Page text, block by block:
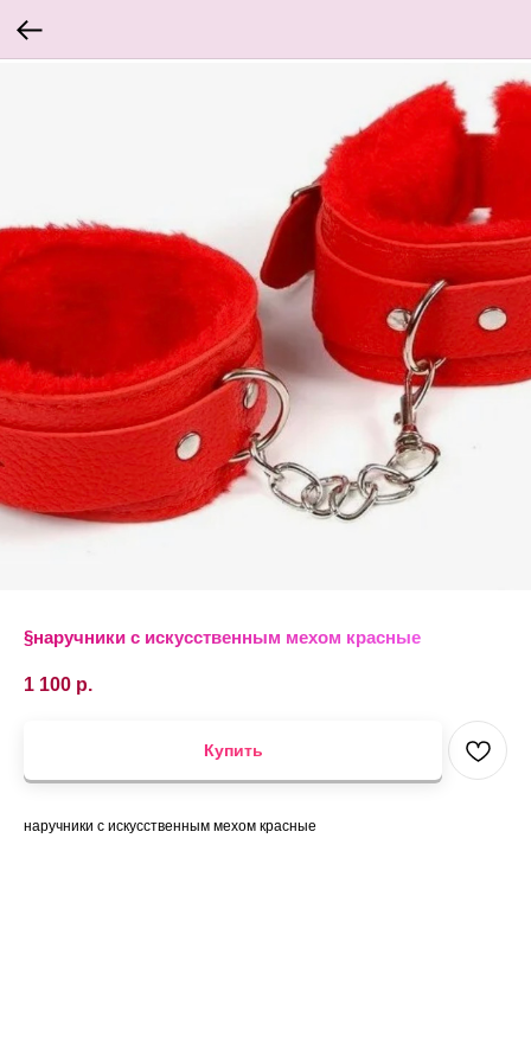
§наручники с искусственным мехом красные
1 100 р.
Купить
наручники с искусственным мехом красные